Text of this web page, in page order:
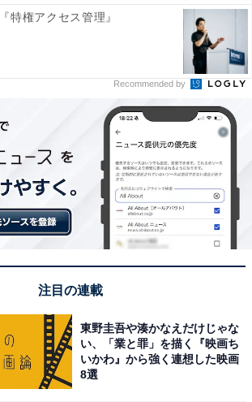
、定期的に「クーポン祭」を開催。人
対象に、宿泊予約で使えるお得な割引
宿泊や海外ツアー、レンタカーなど、
品で利用可能。複数のクーポンを組み
割引率をアップできる場合もありま
を立てて、お得に旅行を楽しみましょ
天トラベルでクーポン祭を見る
特権アクセス管理』
Recommended by
注目の連載
東野圭吾や湊かなえだけじゃな
い、「業と罪」を描く『映画ち
いかわ』から強く連想した映画
8選